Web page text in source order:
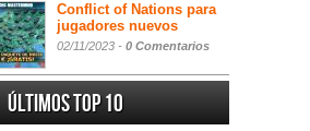
Conflict of Nations para
jugadores nuevos
02/11/2023 - 0 Comentarios
Últimos Top 10